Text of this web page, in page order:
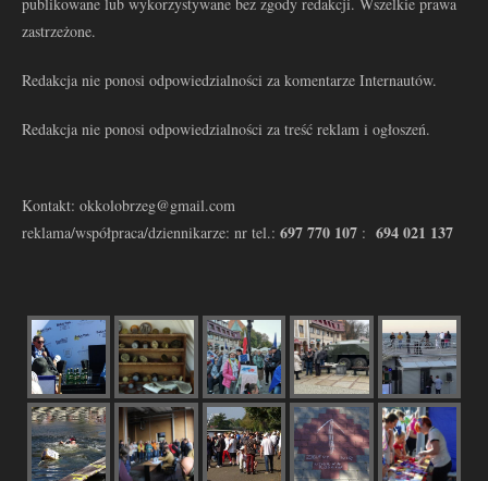
zastrzeżone.
Redakcja nie ponosi odpowiedzialności za komentarze Internautów.
Redakcja nie ponosi odpowiedzialności za treść reklam i ogłoszeń.
Kontakt: okkolobrzeg@gmail.com
reklama/współpraca/dziennikarze: nr tel.: 697 770 107 : 694 021 137